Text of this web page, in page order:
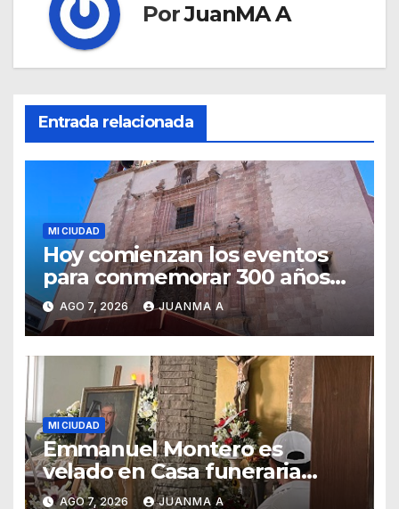
PorJuanMA A
Entrada relacionada
MI CIUDAD
Hoy comienzan los eventos
para conmemorar 300 años
del templo de San Roque
AGO 7, 2026 JUANMA A
MI CIUDAD
Emmanuel Montero es
velado en Casa funeraria
Forasté
AGO 7, 2026 JUANMA A